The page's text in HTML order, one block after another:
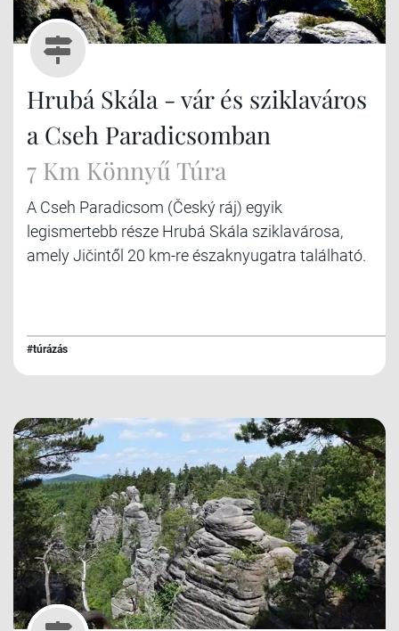
Hrubá Skála - vár és sziklaváros
a Cseh Paradicsomban
7 Km Könnyű Túra
A Cseh Paradicsom (Český ráj) egyik
legismertebb része Hrubá Skála sziklavárosa,
amely Jičintől 20 km-re északnyugatra található.
#túrázás